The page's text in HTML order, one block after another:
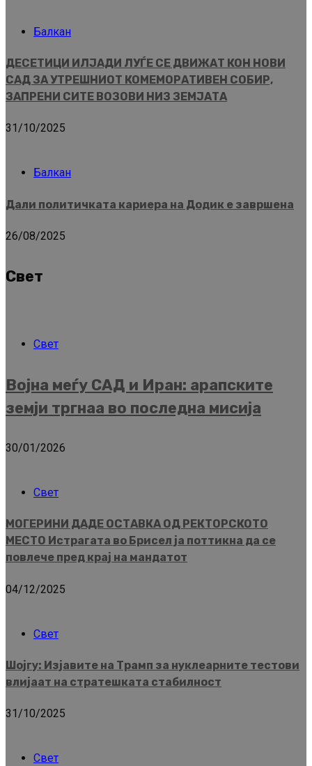
Балкан
ДЕСЕТИЦИ ИЛЈАДИ ЛУЃЕ СЕ ДВИЖАТ КОН НОВИ
САД ЗА УТРЕШНИОТ КОМЕМОРАТИВЕН СОБИР,
ЗАПРЕНИ СИТЕ ВОЗОВИ НИЗ ЗЕМЈАТА
31/10/2025
Балкан
Дали политичката кариера на Додик е завршена
26/08/2025
Свет
Свет
Војна меѓу САД и Иран: арапските
земји тргнаа во последна мисија
30/01/2026
Свет
МОГЕРИНИ ДАДЕ ОСТАВКА ОД РЕКТОРСКОТО
МЕСТО Истрагата во Брисел ја поттикна да се
повлече пред крај на мандатот
04/12/2025
Свет
Шојгу: Изјавите на Трамп за нуклеарните тестови
влијаат на стратешката стабилност
31/10/2025
Свет